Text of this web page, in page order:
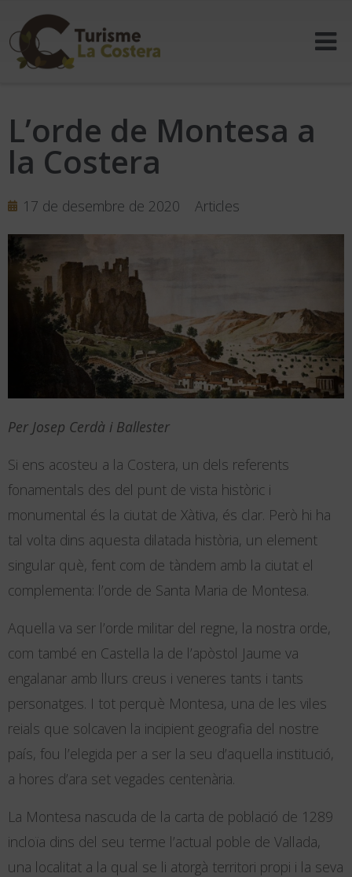
L’orde de Montesa a
la Costera
17 de desembre de 2020 Articles
Per Josep Cerdà i Ballester
Si ens acosteu a la Costera, un dels referents
fonamentals des del punt de vista històric i
monumental és la ciutat de Xàtiva, és clar. Però hi ha
tal volta dins aquesta dilatada història, un element
singular què, fent com de tàndem amb la ciutat el
complementa: l’orde de Santa Maria de Montesa.
Aquella va ser l’orde militar del regne, la nostra orde,
com també en Castella la de l’apòstol Jaume va
engalanar amb llurs creus i veneres tants i tants
personatges. I tot perquè Montesa, una de les viles
reials que solcaven la incipient geografia del nostre
país, fou l’elegida per a ser la seu d’aquella institució,
a hores d’ara set vegades centenària.
La Montesa nascuda de la carta de població de 1289
incloïa dins del seu terme l’actual poble de Vallada,
una localitat a la qual se li atorgà territori propi i la seva